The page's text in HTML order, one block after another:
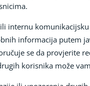
internu
informacija putem
se da provjerite
korisnika može